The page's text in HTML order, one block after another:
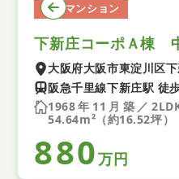
中古マンション
下新庄コーポＡ棟
大阪府大阪市東淀川区
阪急千里線下新庄駅 徒
1968年11月築／
54.64m²（約16.52坪）
880万円